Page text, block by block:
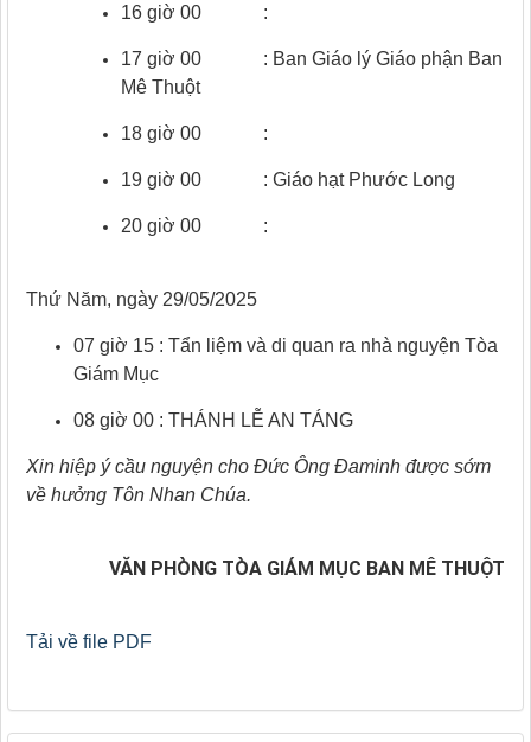
16 giờ 00 :
17 giờ 00 : Ban Giáo lý Giáo phận Ban
Mê Thuột
18 giờ 00 :
19 giờ 00 : Giáo hạt Phước Long
20 giờ 00 :
Thứ Năm, ngày 29/05/2025
07 giờ 15 : Tẩn liệm và di quan ra nhà nguyện Tòa
Giám Mục
08 giờ 00 : THÁNH LỄ AN TÁNG
Xin hiệp ý cầu nguyện cho Đức Ông Đaminh được sớm
về hưởng Tôn Nhan Chúa.
VĂN PHÒNG TÒA GIÁM MỤC BAN MÊ THUỘT
Tải về file PDF